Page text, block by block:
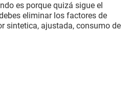
es porque quizá sigue el
eliminar los factores de
sintetica, ajustada, consumo de